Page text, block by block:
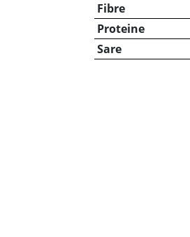
Fibre
Proteine
Sare